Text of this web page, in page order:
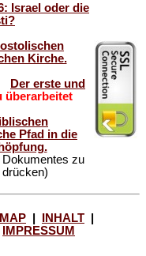
Israel oder die
Kirche.
Der erste und
überarbeitet
Pfad in die
zu
INHALT
IMPRESSUM